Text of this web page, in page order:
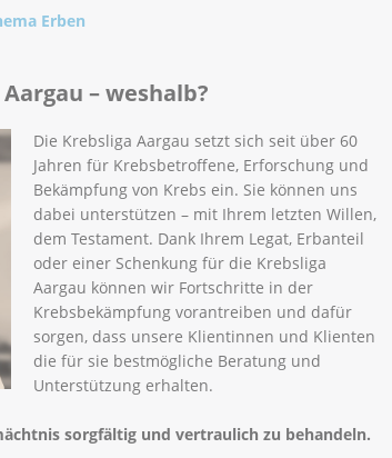
Erben
– weshalb?
Die Krebsliga Aargau setzt sich seit über 60
Jahren für Krebsbetroffene, Erforschung und
Bekämpfung von Krebs ein. Sie können uns
dabei unterstützen – mit Ihrem letzten Willen,
dem Testament. Dank Ihrem Legat, Erbanteil
oder einer Schenkung für die Krebsliga
Aargau können wir Fortschritte in der
Krebsbekämpfung vorantreiben und dafür
sorgen, dass unsere Klientinnen und Klienten
die für sie bestmögliche Beratung und
Unterstützung erhalten.
sorgfältig und vertraulich zu behandeln.